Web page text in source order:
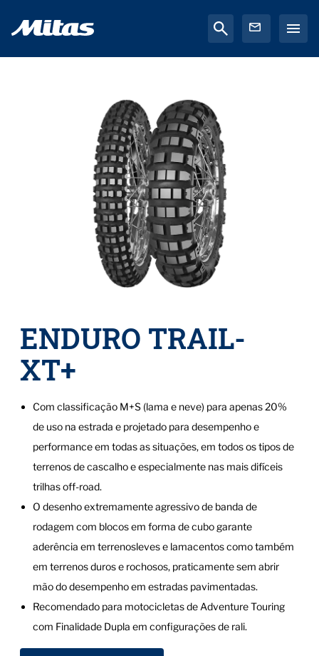
ENDURO TRAIL-
XT+
Com classificação M+S (lama e neve) para apenas 20%
de uso na estrada e projetado para desempenho e
performance em todas as situações, em todos os tipos de
terrenos de cascalho e especialmente nas mais difíceis
trilhas off-road.
O desenho extremamente agressivo de banda de
rodagem com blocos em forma de cubo garante
aderência em terrenosleves e lamacentos como também
em terrenos duros e rochosos, praticamente sem abrir
mão do desempenho em estradas pavimentadas.
Recomendado para motocicletas de Adventure Touring
com Finalidade Dupla em configurações de rali.